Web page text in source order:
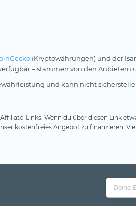
(Kryptowährungen) und der
verfügbar – stammen von den Anbietern
und kann nicht
Links. Wenn du über diesen Link
kostenfreies Angebot zu finanzieren.